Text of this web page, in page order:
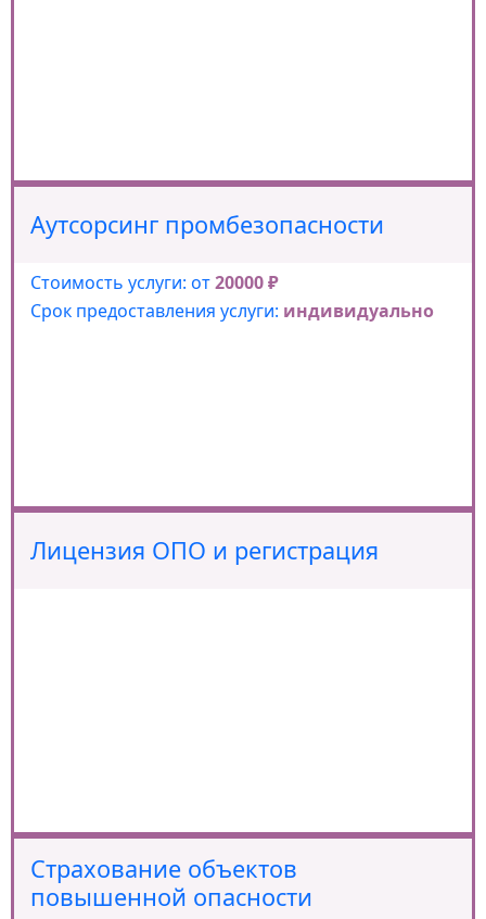
Аутсорсинг промбезопасности
Стоимость услуги: от20000 ₽
Срок предоставления услуги: индивидуально
Лицензия ОПО и регистрация
Страхование объектов
повышенной опасности